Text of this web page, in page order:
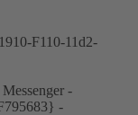
F110-11d2-
-
-